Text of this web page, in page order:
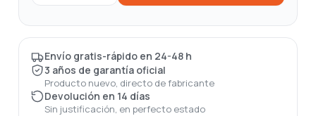
Envío gratis-rápido en 24-48 h
3 años de garantía oficial
Producto nuevo, directo de fabricante
Devolución en 14 días
Sin justificación, en perfecto estado